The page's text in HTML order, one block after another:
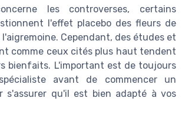
les controverses, certains
l'effet placebo des fleurs de
l'aigremoine. Cependant, des études et
comme ceux cités plus haut tendent
bienfaits. L'important est de toujours
avant de commencer un
s'assurer qu'il est bien adapté à vos